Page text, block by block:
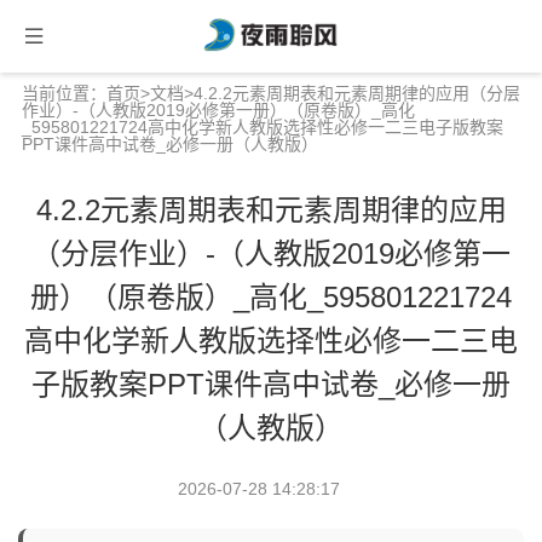
当前位置： 首页>文档>4.2.2元素周期表和元素周期律的应用（分层
作业）-（人教版2019必修第一册）（原卷版）_高化
_595801221724高中化学新人教版选择性必修一二三电子版教案
PPT课件高中试卷_必修一册（人教版）
4.2.2元素周期表和元素周期律的应用
（分层作业）-（人教版2019必修第一
册）（原卷版）_高化_595801221724
高中化学新人教版选择性必修一二三电
子版教案PPT课件高中试卷_必修一册
（人教版）
2026-07-28 14:28:17